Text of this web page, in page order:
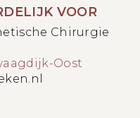
Chirurgie
Oost